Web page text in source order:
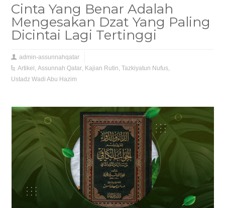
Cinta Yang Benar Adalah
Mengesakan Dzat Yang Paling
Dicintai Lagi Tertinggi
admin-assunnahqatar
Artikel ,Assunnah Qatar Kajian Rutin ,Tazkiyatun Nufus
Ustadz Wadi Abu Hazim